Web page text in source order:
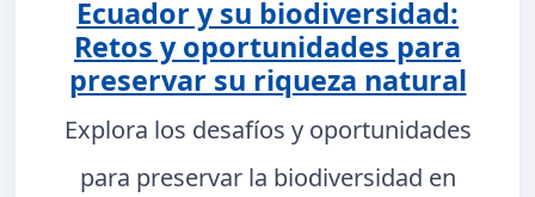
Ecuador y su biodiversidad:
Retos y oportunidades para
preservar su riqueza natural
Explora los desafíos y oportunidades
para preservar la biodiversidad en